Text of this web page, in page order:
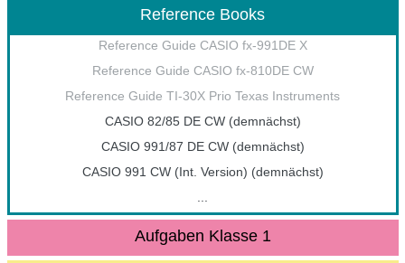
Reference Books
Reference Guide CASIO fx-991DE X
Reference Guide CASIO fx-810DE CW
Reference Guide TI-30X Prio Texas Instruments
CASIO 82/85 DE CW (demnächst)
CASIO 991/87 DE CW (demnächst)
CASIO 991 CW (Int. Version) (demnächst)
Aufgaben Klasse 1